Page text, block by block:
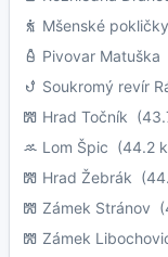
Mšenské pokličky
Pivovar Matuška
Soukromý revír
Hrad Točník
Lom Špic (44.2
Hrad Žebrák
Zámek Stránov
Zámek